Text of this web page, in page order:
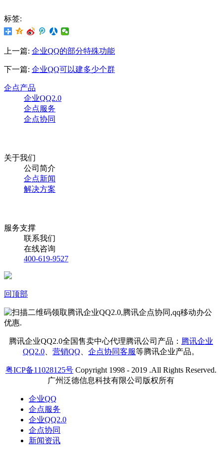
标签:
上一篇: 企业QQ的部分特殊功能
下一篇: 企业QQ可以建多少个群
企点产品
企业QQ2.0
企点服务
企点协同
关于我们
公司简介
企点新闻
解决方案
服务支撑
联系我们
在线咨询
400-619-9527
回顶部
腾讯企业QQ2.0全国售卖中心代理腾讯公司产品： 腾讯企业
QQ2.0
营销QQ 企点协同客服等腾讯企业产品。
粤ICP备11028125号 Copyright 1998 - 2019 .All Rights Reserved.
广州泛德信息科技有限公司版权所有
企业QQ
企点服务
企业QQ2.0
企点协同
新闻资讯